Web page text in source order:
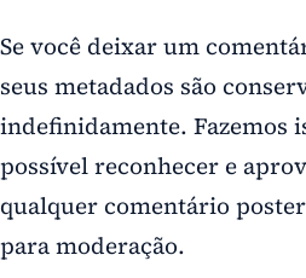
Se você deixar um
seus metadados são
indefinidamente. Fazemos
possível reconhecer e
qualquer comentário
para moderação.